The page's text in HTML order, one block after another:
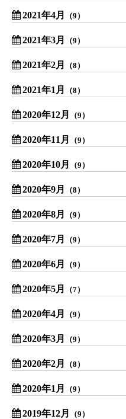
2021年4月 （9）
2021年3月 （9）
2021年2月 （8）
2021年1月 （8）
2020年12月 （9）
2020年11月 （9）
2020年10月 （9）
2020年9月 （8）
2020年8月 （9）
2020年7月 （9）
2020年6月 （9）
2020年5月 （7）
2020年4月 （9）
2020年3月 （9）
2020年2月 （8）
2020年1月 （9）
2019年12月 （9）